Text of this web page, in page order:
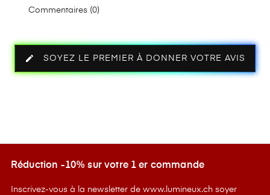
Commentaires (0)
edit SOYEZ LE PREMIER À DONNER VOTRE AVIS
Réduction -10% sur votre 1 er commande
Inscrivez-vous à la newsletter de www.lumineux.ch soyer